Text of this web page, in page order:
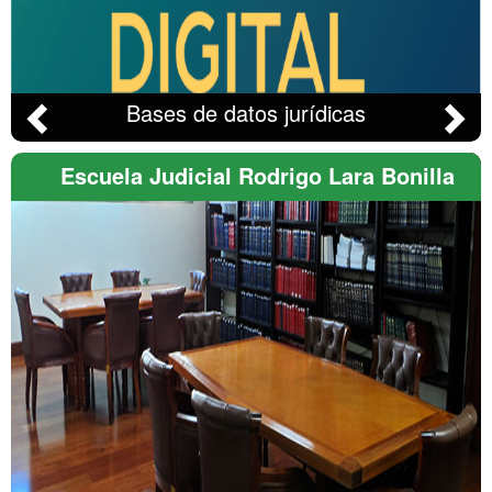
Bases de datos jurídicas
Previous
Next
Escuela Judicial Rodrigo Lara Bonilla